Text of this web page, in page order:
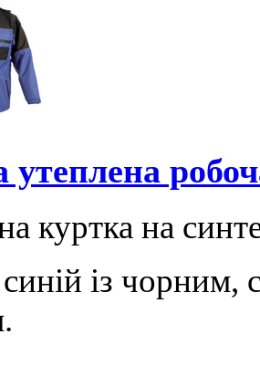
утеплена
куртка на
із чорним,